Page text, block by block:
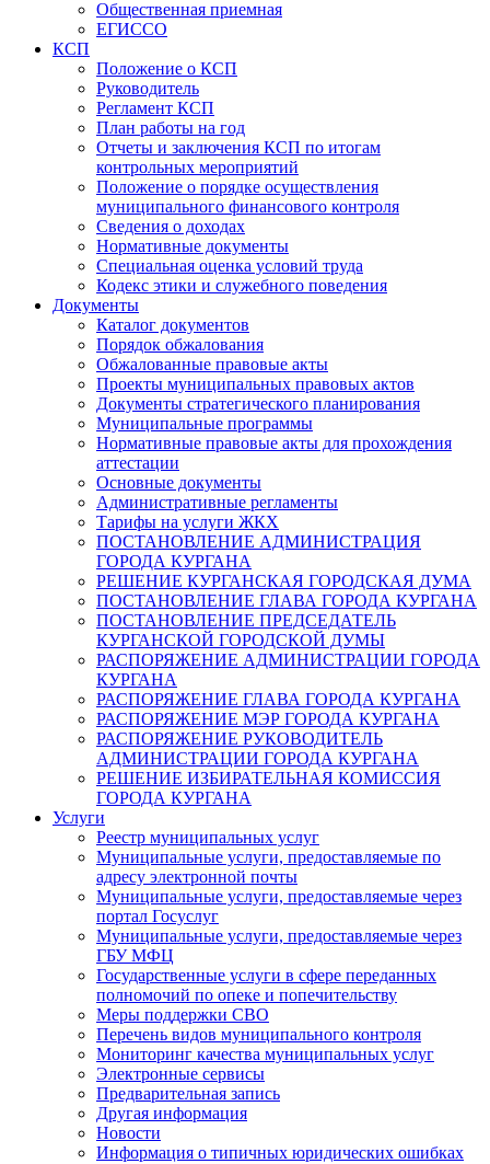
Общественная приемная
ЕГИССО
КСП
Положение о КСП
Руководитель
Регламент КСП
План работы на год
Отчеты и заключения КСП по итогам
контрольных мероприятий
Положение о порядке осуществления
муниципального финансового контроля
Сведения о доходах
Нормативные документы
Специальная оценка условий труда
Кодекс этики и служебного поведения
Документы
Каталог документов
Порядок обжалования
Обжалованные правовые акты
Проекты муниципальных правовых актов
Документы стратегического планирования
Муниципальные программы
Нормативные правовые акты для прохождения
аттестации
Основные документы
Административные регламенты
Тарифы на услуги ЖКХ
ПОСТАНОВЛЕНИЕ АДМИНИСТРАЦИЯ
ГОРОДА КУРГАНА
РЕШЕНИЕ КУРГАНСКАЯ ГОРОДСКАЯ ДУМА
ПОСТАНОВЛЕНИЕ ГЛАВА ГОРОДА КУРГАНА
ПОСТАНОВЛЕНИЕ ПРЕДСЕДАТЕЛЬ
КУРГАНСКОЙ ГОРОДСКОЙ ДУМЫ
РАСПОРЯЖЕНИЕ АДМИНИСТРАЦИИ ГОРОДА
КУРГАНА
РАСПОРЯЖЕНИЕ ГЛАВА ГОРОДА КУРГАНА
РАСПОРЯЖЕНИЕ МЭР ГОРОДА КУРГАНА
РАСПОРЯЖЕНИЕ РУКОВОДИТЕЛЬ
АДМИНИСТРАЦИИ ГОРОДА КУРГАНА
РЕШЕНИЕ ИЗБИРАТЕЛЬНАЯ КОМИССИЯ
ГОРОДА КУРГАНА
Услуги
Реестр муниципальных услуг
Муниципальные услуги, предоставляемые по
адресу электронной почты
Муниципальные услуги, предоставляемые через
портал Госуслуг
Муниципальные услуги, предоставляемые через
ГБУ МФЦ
Государственные услуги в сфере переданных
полномочий по опеке и попечительству
Меры поддержки СВО
Перечень видов муниципального контроля
Мониторинг качества муниципальных услуг
Электронные сервисы
Предварительная запись
Другая информация
Новости
Информация о типичных юридических ошибках